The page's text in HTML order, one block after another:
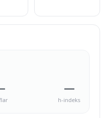
—
h-indeks